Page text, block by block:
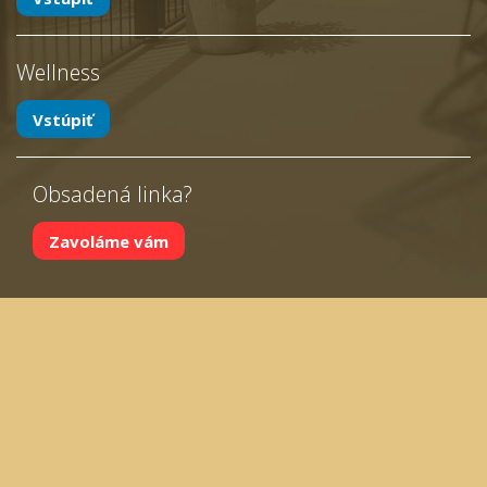
Wellness
Vstúpiť
Obsadená linka?
Zavoláme vám